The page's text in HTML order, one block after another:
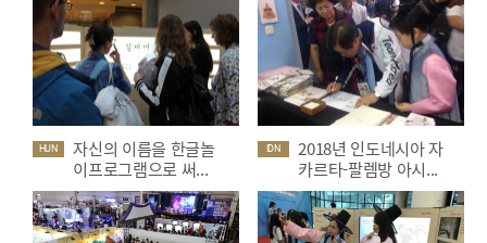
HUN
자신의 이름을 한글놀
이프로그램으로 써...
IDN
2018년 인도네시아 자
카르타-팔렘방 아시...